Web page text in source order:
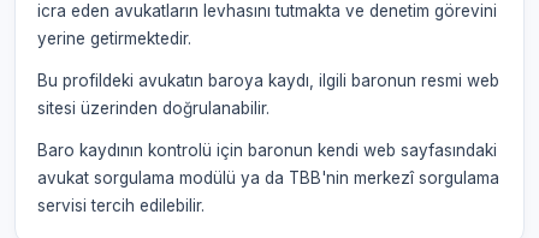
icra eden avukatların levhasını tutmakta ve denetim görevini
yerine getirmektedir.
Bu profildeki avukatın baroya kaydı, ilgili baronun resmi web
sitesi üzerinden doğrulanabilir.
Baro kaydının kontrolü için baronun kendi web sayfasındaki
avukat sorgulama modülü ya da TBB'nin merkezî sorgulama
servisi tercih edilebilir.